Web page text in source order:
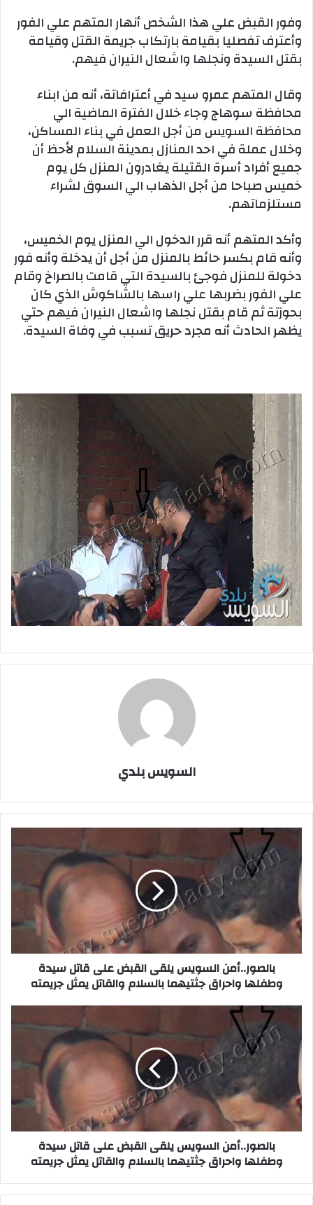
وفور القبض علي هذا الشخص أنهار المتهم علي الفور
وأعترف تفصليا بقيامة بارتكاب جريمة القتل وقيامة
بقتل السيدة ونجلها واشعال النيران فيهم.
وقال المتهم عمرو سيد في أعترافاتة، أنه من ابناء
محافظة سوهاج وجاء خلال الفترة الماضية الي
محافظة السويس من أجل العمل في بناء المساكن،
وخلال عملة في احد المنازل بمدينة السلام لأحظ أن
جميع أفراد أسرة القتيلة يغادرون المنزل كل يوم
خميس صباحا من أجل الذهاب الي السوق لشراء
مستلزماتهم.
وأكد المتهم أنه قرر الدخول الي المنزل يوم الخميس،
وأنه قام بكسر حائط بالمنزل من أجل أن يدخلة وأنه فور
دخولة للمنزل فوجئ بالسيدة التي قامت بالصراخ وقام
علي الفور بضربها علي راسها بالشاكوش الذي كان
بحوزتة ثم قام بقتل نجلها واشعال النيران فيهم حتي
يظهر الحادث أنه مجرد حريق تسبب في وفاة السيدة.
السويس بلدي
بالصور..أمن
السويس
يلقى
القبض
على
قاتل
سيدة
وطفلها
واحراق
جثتيهما
بالسلام
والقاتل
يمثل
جريمته
بالصور..أمن السويس يلقى القبض على قاتل سيدة
وطفلها واحراق جثتيهما بالسلام والقاتل يمثل جريمته
بالصور..أمن
السويس
يلقى
القبض
على
قاتل
سيدة
وطفلها
واحراق
جثتيهما
بالسلام
والقاتل
يمثل
بالصور..أمن السويس يلقى القبض على قاتل سيدة
وطفلها واحراق جثتيهما بالسلام والقاتل يمثل جريمته